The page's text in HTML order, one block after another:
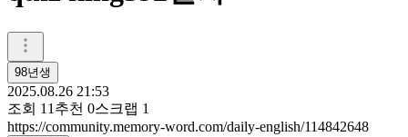
98년생
2025.08.26 21:53
조회 11 추천 0스크랩 1
https://community.memory-word.com/daily-english/114842648